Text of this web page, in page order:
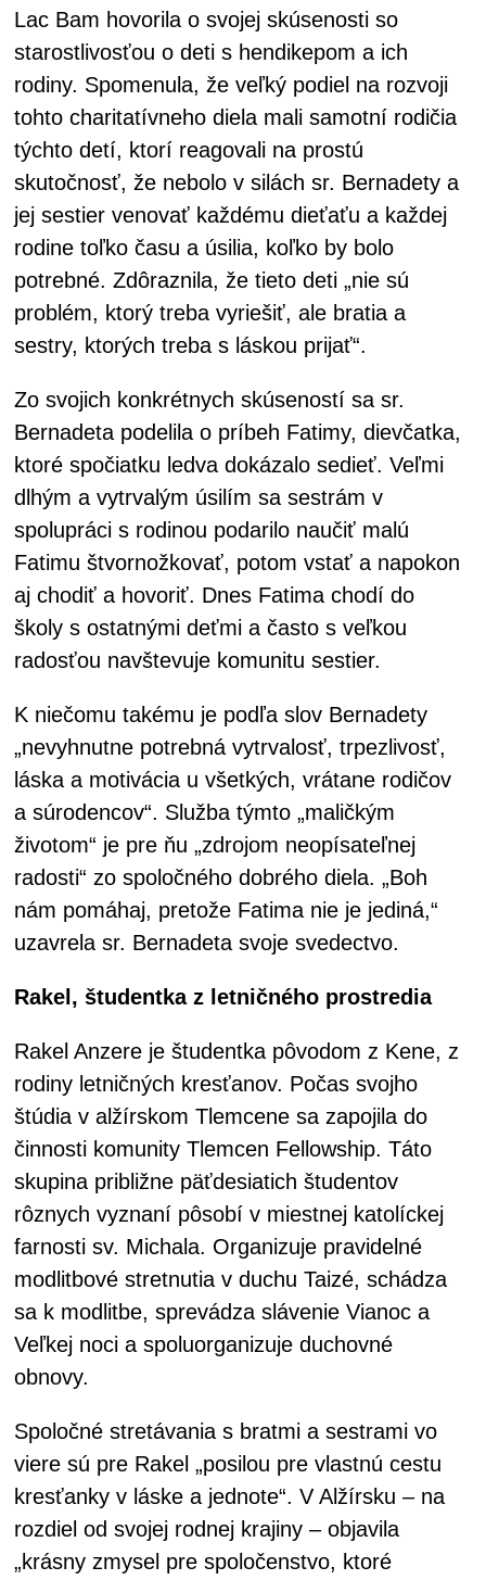
Lac Bam hovorila o svojej skúsenosti so
starostlivosťou o deti s hendikepom a ich
rodiny. Spomenula, že veľký podiel na rozvoji
tohto charitatívneho diela mali samotní rodičia
týchto detí, ktorí reagovali na prostú
skutočnosť, že nebolo v silách sr. Bernadety a
jej sestier venovať každému dieťaťu a každej
rodine toľko času a úsilia, koľko by bolo
potrebné. Zdôraznila, že tieto deti „nie sú
problém, ktorý treba vyriešiť, ale bratia a
sestry, ktorých treba s láskou prijať“.
Zo svojich konkrétnych skúseností sa sr.
Bernadeta podelila o príbeh Fatimy, dievčatka,
ktoré spočiatku ledva dokázalo sedieť. Veľmi
dlhým a vytrvalým úsilím sa sestrám v
spolupráci s rodinou podarilo naučiť malú
Fatimu štvornožkovať, potom vstať a napokon
aj chodiť a hovoriť. Dnes Fatima chodí do
školy s ostatnými deťmi a často s veľkou
radosťou navštevuje komunitu sestier.
K niečomu takému je podľa slov Bernadety
„nevyhnutne potrebná vytrvalosť, trpezlivosť,
láska a motivácia u všetkých, vrátane rodičov
a súrodencov“. Služba týmto „maličkým
životom“ je pre ňu „zdrojom neopísateľnej
radosti“ zo spoločného dobrého diela. „Boh
nám pomáhaj, pretože Fatima nie je jediná,“
uzavrela sr. Bernadeta svoje svedectvo.
Rakel, študentka z letničného prostredia
Rakel Anzere je študentka pôvodom z Kene, z
rodiny letničných kresťanov. Počas svojho
štúdia v alžírskom Tlemcene sa zapojila do
činnosti komunity Tlemcen Fellowship. Táto
skupina približne päťdesiatich študentov
rôznych vyznaní pôsobí v miestnej katolíckej
farnosti sv. Michala. Organizuje pravidelné
modlitbové stretnutia v duchu Taizé, schádza
sa k modlitbe, sprevádza slávenie Vianoc a
Veľkej noci a spoluorganizuje duchovné
obnovy.
Spoločné stretávania s bratmi a sestrami vo
viere sú pre Rakel „posilou pre vlastnú cestu
kresťanky v láske a jednote“. V Alžírsku – na
rozdiel od svojej rodnej krajiny – objavila
„krásny zmysel pre spoločenstvo, ktoré